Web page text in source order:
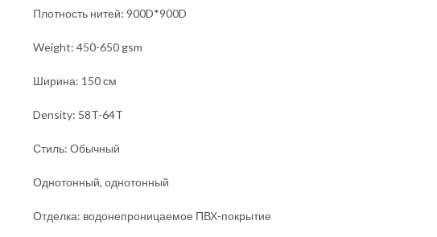
Плотность нитей: 900D*900D
Weight: 450-650 gsm
Ширина: 150 см
Density: 58T-64T
Стиль: Обычный
Однотонный, однотонный
Отделка: водонепроницаемое ПВХ-покрытие